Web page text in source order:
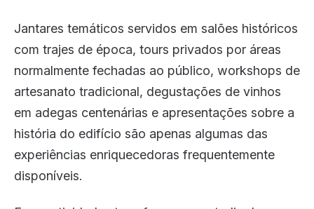
Jantares temáticos servidos em salões históricos
com trajes de época, tours privados por áreas
normalmente fechadas ao público, workshops de
artesanato tradicional, degustações de vinhos
em adegas centenárias e apresentações sobre a
história do edifício são apenas algumas das
experiências enriquecedoras frequentemente
disponíveis.